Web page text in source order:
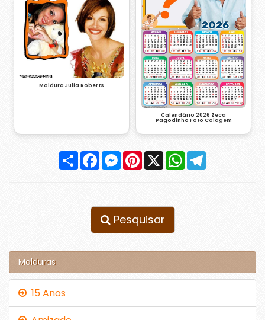
Moldura Julia Roberts
Calendário 2026 Zeca
Pagodinho Foto Colagem
Compartilhar
FacebookMessenger
Pinterest
X WhatsApp
Pesquisar
Molduras
15 Anos